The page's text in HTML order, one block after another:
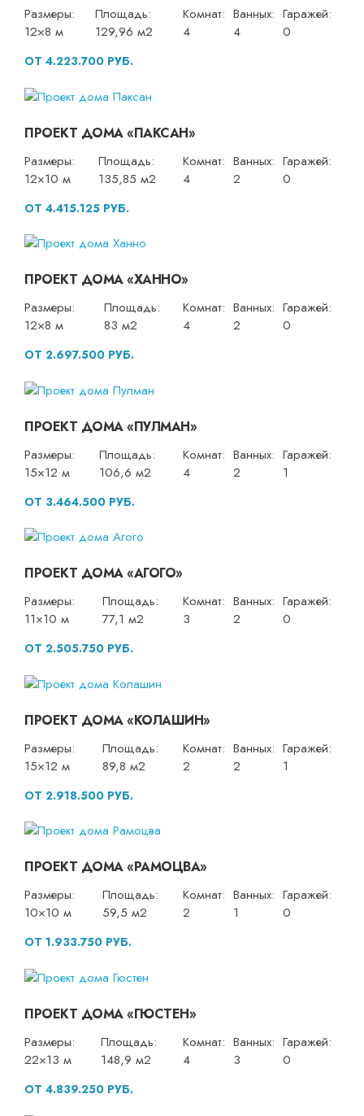
Размеры:
12×8 м
Площадь:
129,96 м2
Комнат:
4
Ванных:
4
Гаражей:
0
ОТ 4.223.700 РУБ.
ПРОЕКТ ДОМА «ПАКСАН»
Размеры:
12×10 м
Площадь:
135,85 м2
Комнат:
4
Ванных:
2
Гаражей:
0
ОТ 4.415.125 РУБ.
ПРОЕКТ ДОМА «ХАННО»
Размеры:
12×8 м
Площадь:
83 м2
Комнат:
4
Ванных:
2
Гаражей:
0
ОТ 2.697.500 РУБ.
ПРОЕКТ ДОМА «ПУЛМАН»
Размеры:
15×12 м
Площадь:
106,6 м2
Комнат:
4
Ванных:
2
Гаражей:
1
ОТ 3.464.500 РУБ.
ПРОЕКТ ДОМА «АГОГО»
Размеры:
11×10 м
Площадь:
77,1 м2
Комнат:
3
Ванных:
2
Гаражей:
0
ОТ 2.505.750 РУБ.
ПРОЕКТ ДОМА «КОЛАШИН»
Размеры:
15×12 м
Площадь:
89,8 м2
Комнат:
2
Ванных:
2
Гаражей:
1
ОТ 2.918.500 РУБ.
ПРОЕКТ ДОМА «РАМОЦВА»
Размеры:
10×10 м
Площадь:
59,5 м2
Комнат:
2
Ванных:
1
Гаражей:
0
ОТ 1.933.750 РУБ.
ПРОЕКТ ДОМА «ГЮСТЕН»
Размеры:
22×13 м
Площадь:
148,9 м2
Комнат:
4
Ванных:
3
Гаражей:
0
ОТ 4.839.250 РУБ.